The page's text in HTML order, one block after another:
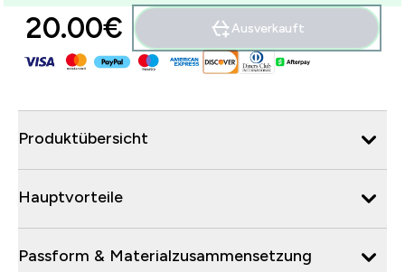
20.00€‎ Ausverkauft
Produktübersicht
Hauptvorteile
Passform & Materialzusammensetzung